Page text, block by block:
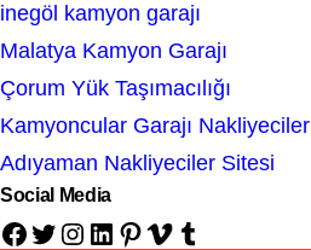
inegöl kamyon garajı
Malatya Kamyon Garajı
Çorum Yük Taşımacılığı
Kamyoncular Garajı Nakliyeciler
Adıyaman Nakliyeciler Sitesi
Social Media
Facebook Twitter Instagram LinkedIn Pinterest Vimeo Tumblr